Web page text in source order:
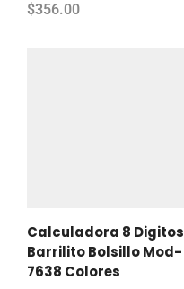
$356.00
Calculadora 8 Digitos
Barrilito Bolsillo Mod-
7638 Colores